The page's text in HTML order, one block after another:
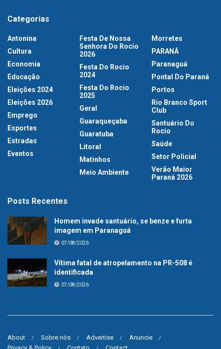
Categorias
Antonina
Cultura
Economia
Educação
Eleições 2024
Eleições 2026
Emprego
Esportes
Estradas
Eventos
Festa De Nossa
Senhora Do Rocio
2026
Festa Do Rocio
2024
Festa Do Rocio
2025
Geral
Guaraqueçaba
Guaratuba
Litoral
Matinhos
Meio Ambiente
Morretes
PARANÁ
Paranaguá
Pontal Do Paraná
Portos
Rio Branco Sport
Club
Santuário Do
Rocio
Saúde
Setor Policial
Verão Maior
Paraná 2026
Posts Recentes
Homem invade santuário, se benze e furta
imagem em Paranaguá
07/08/2026
Vítima fatal de atropelamento na PR-508 é
identificada
07/08/2026
About Sobre nós Advertise
Anuncie